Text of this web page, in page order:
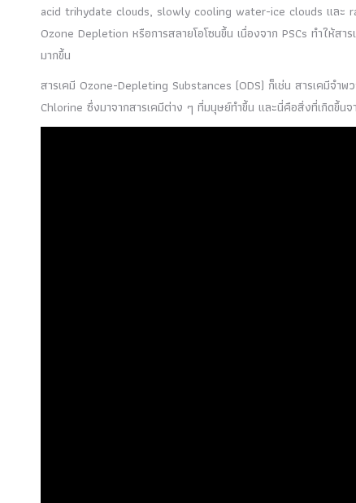
acid trihydate clouds, slowly cooling water-ice clouds และ
Ozone Depletion หรือการสลายโอโซนขึ้น เนื่องจาก PSCs ทำให้ส
มากขึ้น
สารเคมี Ozone-Depleting Substances (ODS) ก็เช่น สารเคมีจ
Chlorine ซึ่งมาจากสารเคมีต่าง ๆ ที่มนุษย์ทำขึ้น และนี่คือสิ่งที่เกิดขึ้